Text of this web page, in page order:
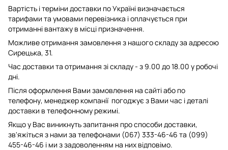
Вартість і терміни доставки по Україні визначається
тарифами та умовами перевізника і оплачується при
отриманні вантажу в місці призначення.
Можливе отримання замовлення з нашого складу за адресою
Сирецька, 31.
Час доставки та отримання зі складу - з 9.00 до 18.00 у робочі
дні.
Після оформлення Вами замовлення на сайті або по
телефону, менеджер компанії погоджує з Вами час і деталі
доставки в телефонному режимі.
Якщо у Вас виникнуть запитання про способи доставки,
зв'яжіться з нами за телефонами (067) 333-46-46 та (099)
455-46-46 і ми з задоволенням на них відповімо.